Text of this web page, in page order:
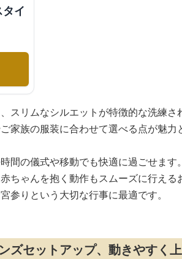
イ
リムなシルエットが特徴的な洗練さ
族の服装に合わせて選べる点が魅力
間の儀式や移動でも快適に過ごせます。
ちゃんを抱く動作もスムーズに行える
参りという大切な行事に最適です。
ズセットアップ、動きやすく